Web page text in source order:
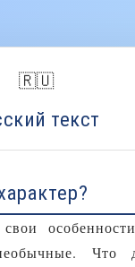
🇷🇺
текст
Что